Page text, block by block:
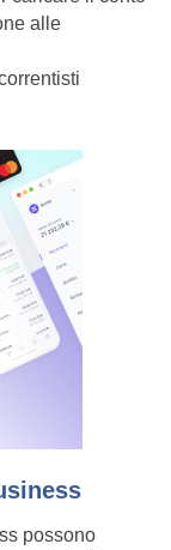
alle
possono